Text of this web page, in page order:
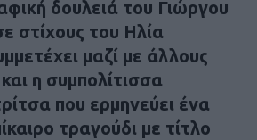
δουλειά του Γιώργου
στίχους του Ηλία
μαζί με άλλους
η συμπολίτισσα
που ερμηνεύει ένα
τραγούδι με τίτλο